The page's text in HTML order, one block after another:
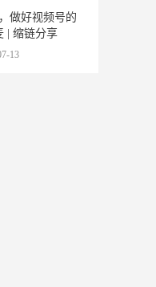
做好视频号的
| 缩链分享
13